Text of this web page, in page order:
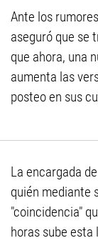
Ante los
aseguró que se
que ahora, una
aumenta las
posteo en sus
La encargada
quién mediante
"coincidencia"
horas sube esta